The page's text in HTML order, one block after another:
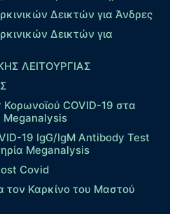
Δεικτών για Άνδρες
Δεικτών για
ΛΕΙΤΟΥΡΓΙΑΣ
Κορωνοϊού COVID-19 στα
Meganalysis
19 IgG/IgM Antibody Test
Meganalysis
Covid
τον Καρκίνο του Μαστού